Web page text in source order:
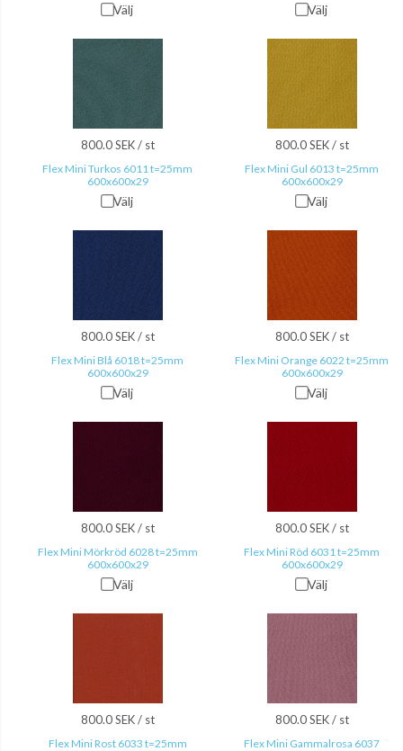
Välj Välj
800.0 SEK / st
Flex Mini Turkos 6011 t=25mm
600x600x29
Välj
800.0 SEK / st
Flex Mini Gul 6013 t=25mm
600x600x29
Välj
800.0 SEK / st
Flex Mini Blå 6018 t=25mm
600x600x29
Välj
800.0 SEK / st
Flex Mini Orange 6022 t=25mm
600x600x29
Välj
800.0 SEK / st
Flex Mini Mörkröd 6028 t=25mm
600x600x29
Välj
800.0 SEK / st
Flex Mini Röd 6031 t=25mm
600x600x29
Välj
800.0 SEK / st
Flex Mini Rost 6033 t=25mm
800.0 SEK / st
Flex Mini Gammalrosa 6037